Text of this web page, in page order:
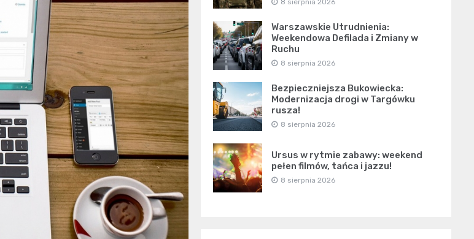
8 sierpnia 2026
Warszawskie Utrudnienia:
Weekendowa Defilada i Zmiany w
Ruchu
8 sierpnia 2026
Bezpieczniejsza Bukowiecka:
Modernizacja drogi w Targówku
rusza!
8 sierpnia 2026
Ursus w rytmie zabawy: weekend
pełen filmów, tańca i jazzu!
8 sierpnia 2026